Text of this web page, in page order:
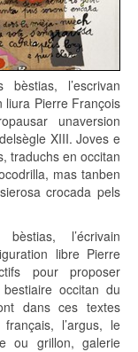
l’escrivan
liura Pierre François
unaversion
XIII. Joves e
traduchs en occitan
mas tanben
crocada pels
l’écrivain
libre Pierre
pour proposer
occitan du
dans ces textes
l’argus, le
ou grillon, galerie